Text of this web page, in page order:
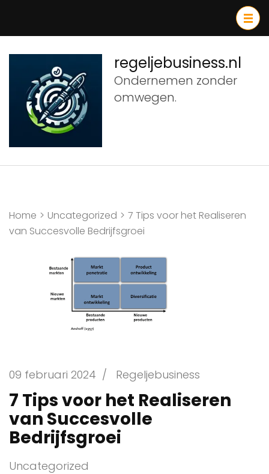
inhoud
(druk
Enter)
regeljebusiness.nl
Ondernemen zonder
omwegen.
Home > Uncategorized > 7 Tips voor het Realiseren
van Succesvolle Bedrijfsgroei
09 februari 2024 / Regeljebusiness
7 Tips voor het Realiseren
van Succesvolle
Bedrijfsgroei
Uncategorized